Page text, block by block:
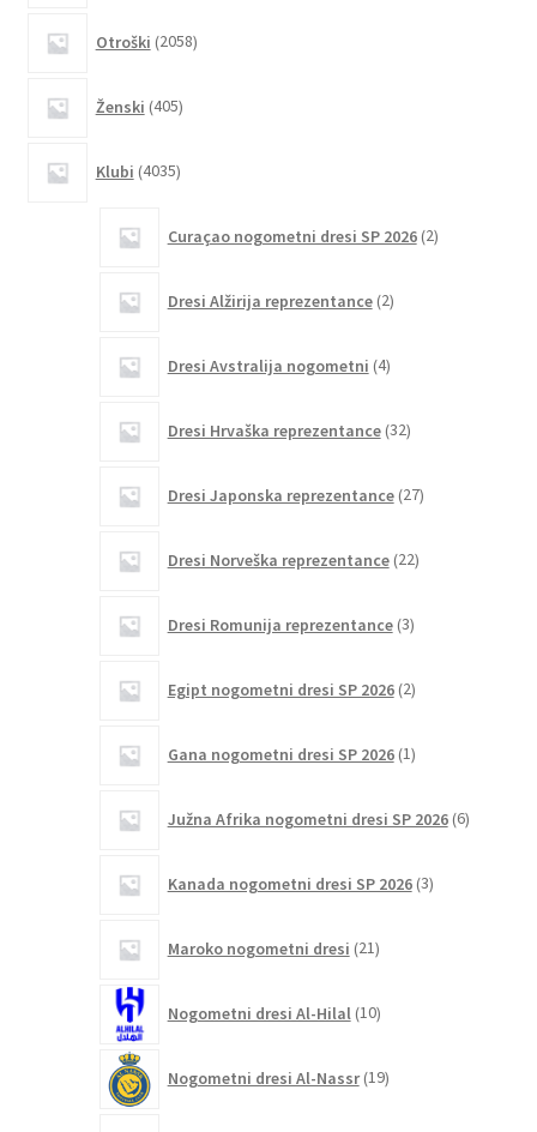
Otroški 2058izdelkov
Ženski 405izdelkov
Klubi 4035izdelkov
Curaçao nogometni dresi SP 2026 2izdelka
Dresi Alžirija reprezentance 2izdelka
Dresi Avstralija nogometni 4izdelki
Dresi Hrvaška reprezentance 32izdelkov
Dresi Japonska reprezentance 27izdelkov
Dresi Norveška reprezentance 22izdelkov
Dresi Romunija reprezentance 3izdelki
Egipt nogometni dresi SP 2026 2izdelka
Gana nogometni dresi SP 2026 1izdelek
Južna Afrika nogometni dresi SP 2026 6izdelkov
Kanada nogometni dresi SP 2026 3izdelki
Maroko nogometni dresi 21izdelkov
Nogometni dresi Al-Hilal 10izdelkov
Nogometni dresi Al-Nassr 19izdelkov